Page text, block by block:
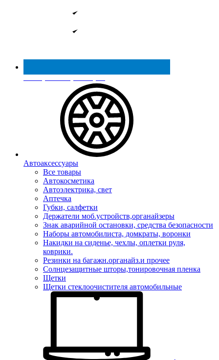
Реестр МинПромТорга
Автоаксессуары
Все товары
Автокосметика
Автоэлектрика, свет
Аптечка
Губки, салфетки
Держатели моб.устройств,органайзеры
Знак аварийной остановки, средства безопасности
Наборы автомобилиста, домкраты, воронки
Накидки на сиденье, чехлы, оплетки руля,
коврики.
Резинки на багажн.органайз.и прочее
Солнцезащитные шторы,тонировочная пленка
Щетки
Щетки стеклоочистителя автомобильные